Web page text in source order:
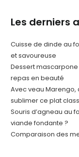
Les derniers
Cuisse de dinde au
et savoureuse
Dessert
repas en beauté
Avec veau
sublimer ce plat
Souris d’agneau au
viande fondante ?
Comparaison des